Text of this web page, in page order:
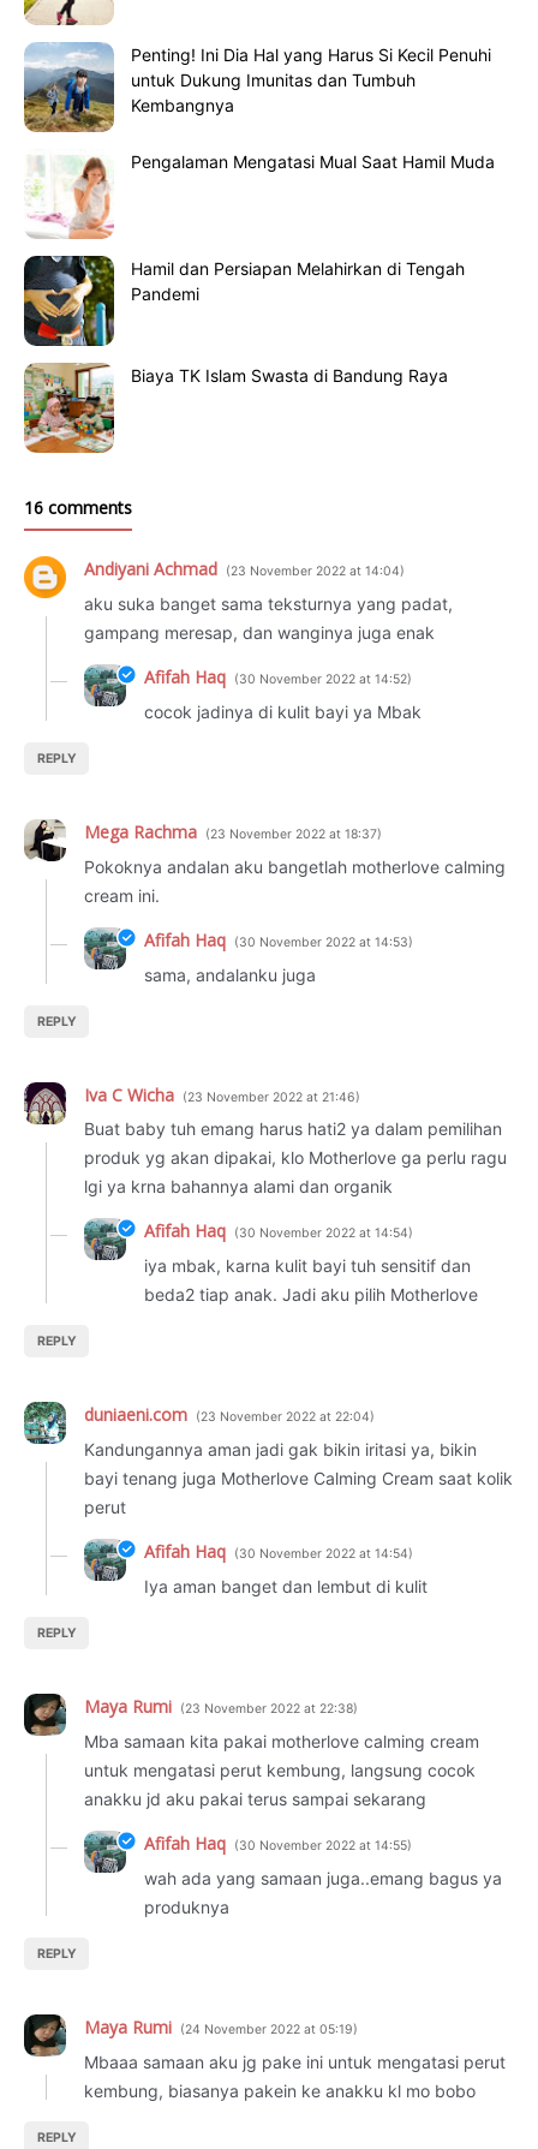
Penting! Ini Dia Hal yang Harus Si Kecil Penuhi
untuk Dukung Imunitas dan Tumbuh
Kembangnya
Pengalaman Mengatasi Mual Saat Hamil Muda
Hamil dan Persiapan Melahirkan di Tengah
Pandemi
Biaya TK Islam Swasta di Bandung Raya
16 comments
Andiyani Achmad 23 November 2022 at 14:04
aku suka banget sama teksturnya yang padat,
gampang meresap, dan wanginya juga enak
REPLY
Afifah Haq 30 November 2022 at 14:52
cocok jadinya di kulit bayi ya Mbak
Mega Rachma 23 November 2022 at 18:37
Pokoknya andalan aku bangetlah motherlove calming
cream ini.
REPLY
Afifah Haq 30 November 2022 at 14:53
sama, andalanku juga
Iva C Wicha 23 November 2022 at 21:46
Buat baby tuh emang harus hati2 ya dalam pemilihan
produk yg akan dipakai, klo Motherlove ga perlu ragu
lgi ya krna bahannya alami dan organik
REPLY
Afifah Haq 30 November 2022 at 14:54
iya mbak, karna kulit bayi tuh sensitif dan
beda2 tiap anak. Jadi aku pilih Motherlove
duniaeni.com 23 November 2022 at 22:04
Kandungannya aman jadi gak bikin iritasi ya, bikin
bayi tenang juga Motherlove Calming Cream saat kolik
perut
REPLY
Afifah Haq 30 November 2022 at 14:54
Iya aman banget dan lembut di kulit
Maya Rumi 23 November 2022 at 22:38
Mba samaan kita pakai motherlove calming cream
untuk mengatasi perut kembung, langsung cocok
anakku jd aku pakai terus sampai sekarang
REPLY
Afifah Haq 30 November 2022 at 14:55
wah ada yang samaan juga..emang bagus ya
produknya
Maya Rumi 24 November 2022 at 05:19
Mbaaa samaan aku jg pake ini untuk mengatasi perut
kembung, biasanya pakein ke anakku kl mo bobo
REPLY